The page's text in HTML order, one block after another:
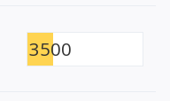
3500